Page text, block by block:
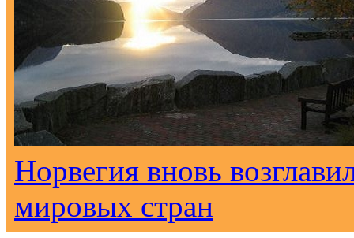
Норвегия вновь
мировых стран